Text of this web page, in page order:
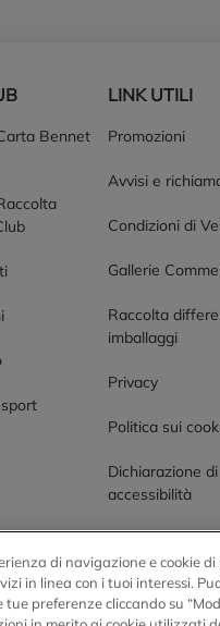
Bennet
LINK UTILI
Promozioni
Avvisi e
Condizioni di
Gallerie
Raccolta
imballaggi
Privacy
Politica sui
Dichiarazione di
accessibilità
Ratti, 2 - 22070 Montano
di navigazione e cookie
in linea con i tuoi interessi.
preferenze cliccando su